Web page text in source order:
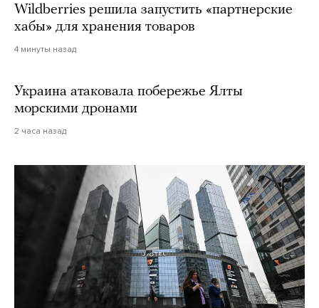
Wildberries решила запустить «партнерские
хабы» для хранения товаров
4 минуты назад
Украина атаковала побережье Ялты
морскими дронами
2 часа назад